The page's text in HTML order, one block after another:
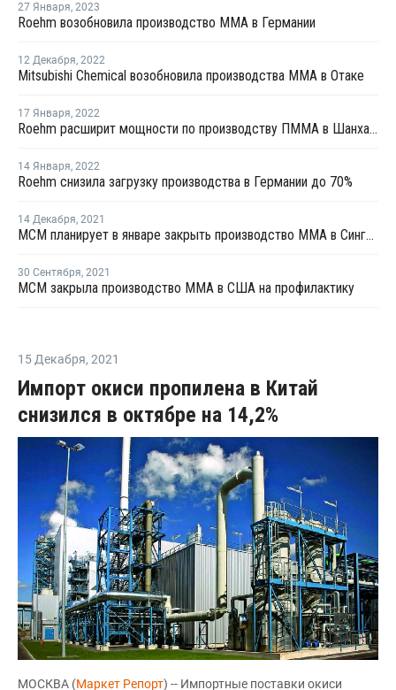
27 Января, 2023
Roehm возобновила производство ММА в Германии
12 Декабря, 2022
Mitsubishi Chemical возобновила производства ММА в Отаке
17 Января, 2022
Roehm расширит мощности по производству ПММА в Шанхае ко второму кварталу 2023 года
14 Января, 2022
Roehm снизила загрузку производства в Германии до 70%
14 Декабря, 2021
MCM планирует в январе закрыть производство ММА в Сингапуре на профилактику
30 Сентября, 2021
MCM закрыла производство ММА в США на профилактику
15 Декабря, 2021
Импорт окиси пропилена в Китай
снизился в октябре на 14,2%
МОСКВА (Маркет Репорт) -- Импортные поставки окиси